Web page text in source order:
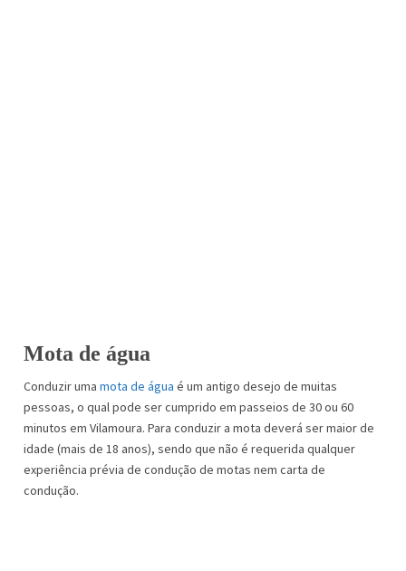
Mota de água
Conduzir uma mota de água é um antigo desejo de muitas
pessoas, o qual pode ser cumprido em passeios de 30 ou 60
minutos em Vilamoura. Para conduzir a mota deverá ser maior de
idade (mais de 18 anos), sendo que não é requerida qualquer
experiência prévia de condução de motas nem carta de
condução.